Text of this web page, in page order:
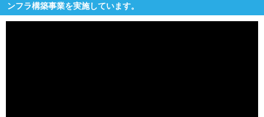
ンフラ構築事業を実施しています。